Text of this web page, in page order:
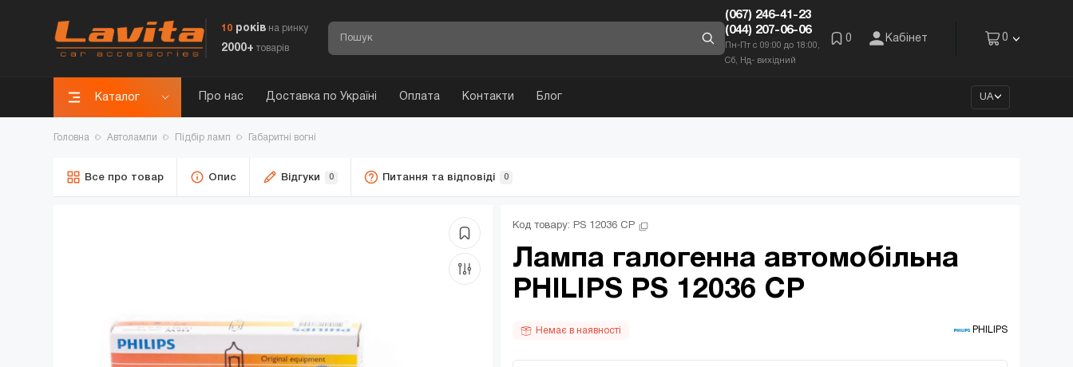
10 років на ринку
2000+ товарів
(067) 246-41-23
(044) 207-06-06
Пн-Пт с 09:00 до 18:00,
Сб, Нд- вихідний
0 Кабінет 0
Каталог Про нас Доставка по Україні Оплата Контакти Блог UA
Головна Автолампи Підбір ламп Габаритні вогні
Все про товар Опис Відгуки 0 Питання та відповіді 0
Код товару: PS 12036 CP
Лампа галогенна автомобільна
PHILIPS PS 12036 CP
Немає в наявності PHILIPS